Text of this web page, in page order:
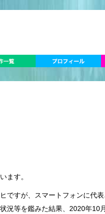
ます。
ですが、スマートフォンに代
況等を鑑みた結果、2020年10